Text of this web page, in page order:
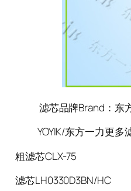
滤芯品牌Brand：东方
YOYIK/东方一力更多
粗滤芯CLX-75
滤芯LH0330D3BN/HC